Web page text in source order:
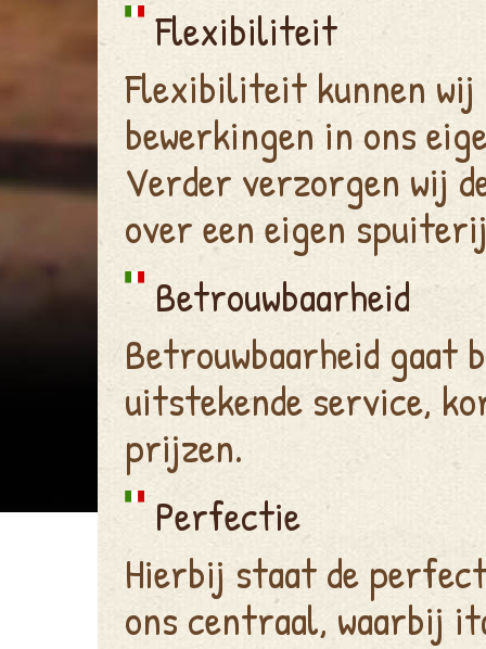
Flexibiliteit
Flexibiliteit kunnen
bewerkingen in ons
Verder verzorgen wij
over een eigen
Betrouwbaarheid
Betrouwbaarheid gaat
uitstekende service,
prijzen.
Perfectie
Hierbij staat de
ons centraal, waarbij